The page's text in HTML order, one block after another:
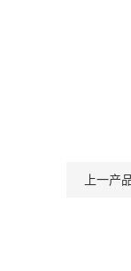
上一产